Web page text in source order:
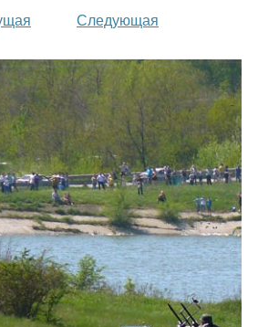
Инфо
Гороскоп
Карты
Следующая